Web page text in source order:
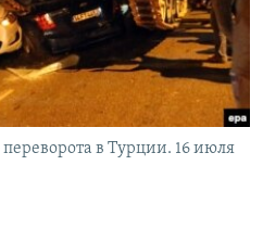
в Турции. 16 июля